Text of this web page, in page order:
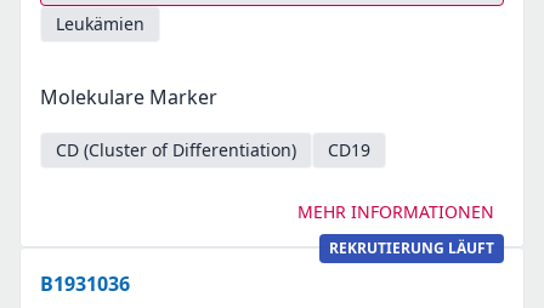
Leukämien
Molekulare Marker
CD (Cluster of Differentiation) CD19
MEHR INFORMATIONEN
REKRUTIERUNG LÄUFT
B1931036